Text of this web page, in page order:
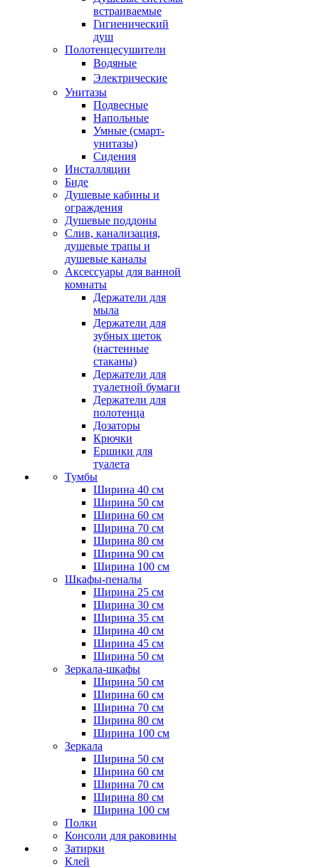
встраиваемые
Гигиенический
душ
Полотенцесушители
ㅤВодяные
ㅤЭлектрические
Унитазы
Подвесные
Напольные
Умные (смарт-
унитазы)
Сидения
Инсталляции
Биде
Душевые кабины и
ограждения
Душевые поддоны
Слив, канализация,
душевые трапы и
душевые каналы
Аксессуары для ванной
комнаты
Держатели для
мыла
Держатели для
зубных щеток
(настенные
стаканы)
Держатели для
туалетной бумаги
Держатели для
полотенца
Дозаторы
Крючки
Ершики для
туалета
Тумбы
Ширина 40 см
Ширина 50 см
Ширина 60 см
Ширина 70 см
Ширина 80 см
Ширина 90 см
Ширина 100 см
Шкафы-пеналы
Ширина 25 см
Ширина 30 см
Ширина 35 см
Ширина 40 см
Ширина 45 см
Ширина 50 см
Зеркала-шкафы
Ширина 50 см
Ширина 60 см
Ширина 70 см
Ширина 80 см
Ширина 100 см
Зеркала
Ширина 50 см
Ширина 60 см
Ширина 70 см
Ширина 80 см
Ширина 100 см
Полки
Консоли для раковины
Затирки
Клей